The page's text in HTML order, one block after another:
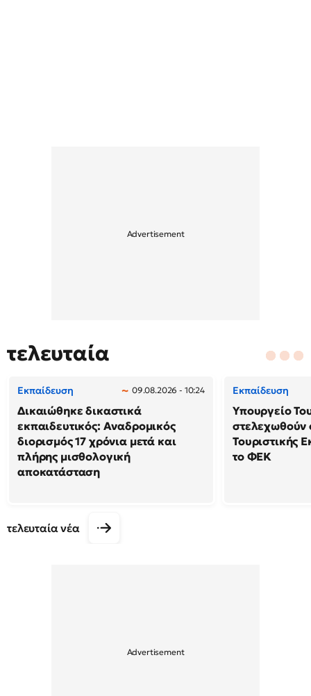
τελευταία
Εκπαίδευση 09.08.2026 - 10:24
Δικαιώθηκε δικαστικά
εκπαιδευτικός: Αναδρομικός
διορισμός 17 χρόνια μετά και
πλήρης μισθολογική
αποκατάσταση
Εκπαίδευση
Υπουργείο
στελεχωθούν
Τουριστικής
το ΦΕΚ
τελευταία νέα